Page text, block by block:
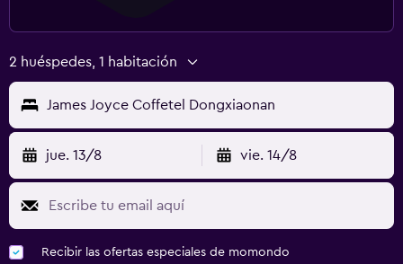
2 huéspedes, 1 habitación
James Joyce Coffetel Dongxiaonan
jue. 13/8 vie. 14/8
Recibir las ofertas especiales de momondo